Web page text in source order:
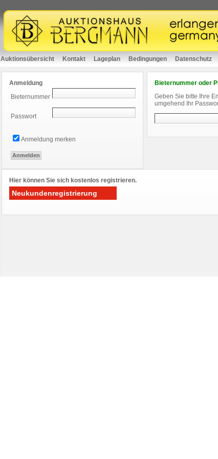
Auktionsübersicht Kontakt Lageplan Bedingungen Datenschutz
Anmeldung
Bieternummer
Passwort
Anmeldung merken
Bieternummer oder
Geben Sie bitte Ihre
umgehend Ihr
Hier können Sie sich kostenlos registrieren.
Neukundenregistrierung